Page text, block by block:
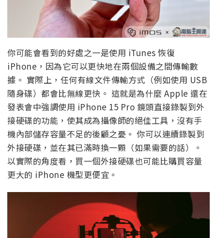
你可能會看到的好處之一是使用 iTunes 恢復
iPhone，因為它可以更快地在兩個設備之間傳輸數
據。 實際上，任何有線文件傳輸方式（例如使用 USB
隨身碟）都會比無線更快。 這就是為什麼 Apple 還在
發表會中強調使用 iPhone 15 Pro 鏡頭直接錄製到外
接硬碟的功能，使其成為攝像師的絕佳工具，沒有手
機內部儲存容量不足的後顧之憂。 你可以連續錄製到
外接硬碟，並在其已滿時換一顆（如果需要的話）。
以實際的角度看，買一個外接硬碟也可能比購買容量
更大的 iPhone 機型更便宜。